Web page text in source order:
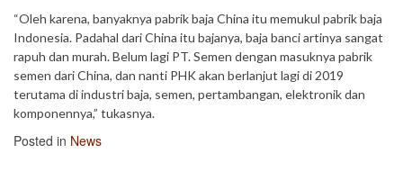
“Oleh karena, banyaknya pabrik baja China itu memukul pabrik baja
Indonesia. Padahal dari China itu bajanya, baja banci artinya sangat
rapuh dan murah. Belum lagi PT. Semen dengan masuknya pabrik
semen dari China, dan nanti PHK akan berlanjut lagi di 2019
terutama di industri baja, semen, pertambangan, elektronik dan
komponennya,” tukasnya.
Posted in News